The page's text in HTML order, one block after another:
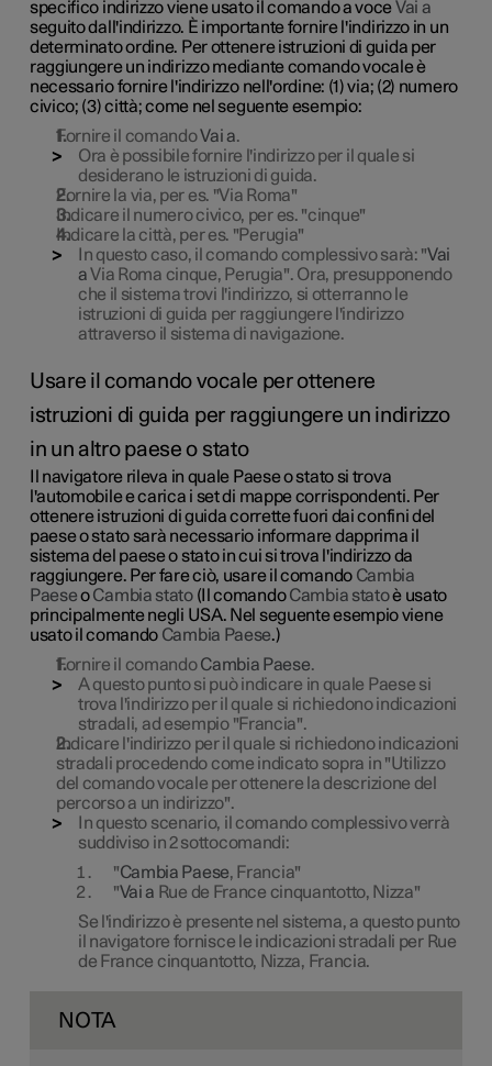
specifico indirizzo viene usato il comando a voceVai a
seguito dall'indirizzo. È importante fornire l'indirizzo in un
determinato ordine. Per ottenere istruzioni di guida per
raggiungere un indirizzo mediante comando vocale è
necessario fornire l'indirizzo nell'ordine: (1) via; (2) numero
civico; (3) città; come nel seguente esempio:
Fornire il comandoVai a.
Ora è possibile fornire l'indirizzo per il quale si
desiderano le istruzioni di guida.
Fornire la via, per es. "Via Roma"
Indicare il numero civico, per es. "cinque"
Indicare la città, per es. "Perugia"
In questo caso, il comando complessivo sarà: "Vai
aVia Roma cinque, Perugia". Ora, presupponendo
che il sistema trovi l'indirizzo, si otterranno le
istruzioni di guida per raggiungere l'indirizzo
attraverso il sistema di navigazione.
Usare il comando vocale per ottenere
istruzioni di guida per raggiungere un indirizzo
in un altro paese o stato
Il navigatore rileva in quale Paese o stato si trova
l'automobile e carica i set di mappe corrispondenti. Per
ottenere istruzioni di guida corrette fuori dai confini del
paese o stato sarà necessario informare dapprima il
sistema del paese o stato in cui si trova l'indirizzo da
raggiungere. Per fare ciò, usare il comando Cambia
PaeseoCambia stato(Il comandoCambia statoè usato
principalmente negli USA. Nel seguente esempio viene
usato il comando Cambia Paese.)
Fornire il comandoCambia Paese.
A questo punto si può indicare in quale Paese si
trova l'indirizzo per il quale si richiedono indicazioni
stradali, ad esempio "Francia".
Indicare l'indirizzo per il quale si richiedono indicazioni
stradali procedendo come indicato sopra in "Utilizzo
del comando vocale per ottenere la descrizione del
percorso a un indirizzo".
In questo scenario, il comando complessivo verrà
suddiviso in 2 sottocomandi:
"Cambia Paese, Francia"
"Vai a Rue de France cinquantotto, Nizza"
Se l'indirizzo è presente nel sistema, a questo punto
il navigatore fornisce le indicazioni stradali per Rue
de France cinquantotto, Nizza, Francia.
NOTA